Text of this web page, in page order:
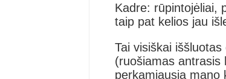
Kadre: rūpintojėliai,
taip pat kelios jau
Tai visiškai
(ruošiamas antrasis
perkamiausia mano